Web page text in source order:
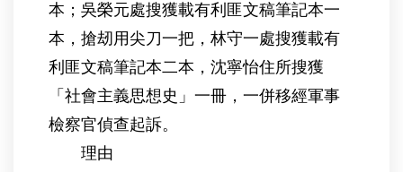
本；吳榮元處搜獲載有利匪文稿筆記本一
本，搶刼用尖刀一把，林守一處搜獲載有
利匪文稿筆記本二本，沈寧怡住所搜獲
「社會主義思想史」一冊，一併移經軍事
檢察官偵查起訴。
理由